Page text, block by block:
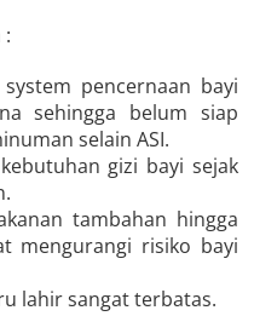
:
pencernaan bayi
sehingga belum siap
selain ASI.
gizi bayi sejak
tambahan hingga
mengurangi risiko bayi
lahir sangat terbatas.